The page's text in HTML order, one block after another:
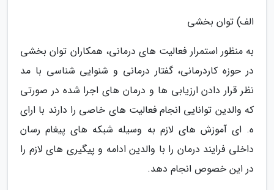
الف) توان بخشی
به منظور استمرار فعالیت های درمانی، همکاران توان بخشی
در حوزه کاردرمانی، گفتار درمانی و شنوایی شناسی با مد
نظر قرار دادن ارزیابی ها و درمان های اجرا شده در صورتی
که والدین توانایی انجام فعالیت های خاصی را دارند با ارای
ه. ای آموزش های لازم به وسیله شبکه های پیغام رسان
داخلی فرایند درمان را با والدین ادامه و پیگیری های لازم را
در این خصوص انجام دهد.